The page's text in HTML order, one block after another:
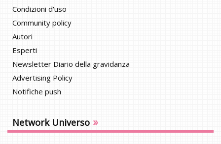
Condizioni d'uso
Community policy
Autori
Esperti
Newsletter Diario della gravidanza
Advertising Policy
Notifiche push
Network Universo »